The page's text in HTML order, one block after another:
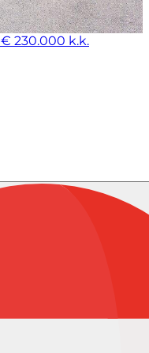
€ 230.000 k.k.